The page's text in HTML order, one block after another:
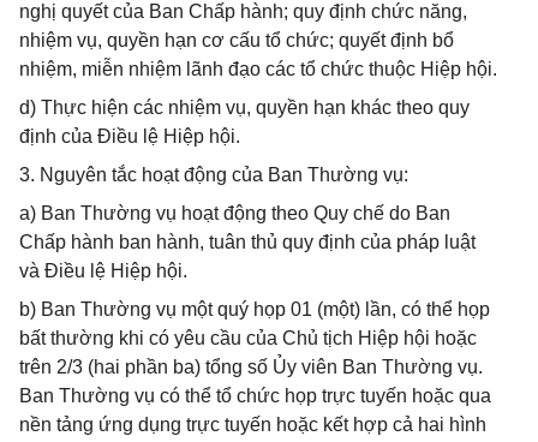
nghị quyết của Ban Chấp hành; quy định chức năng,
nhiệm vụ, quyền hạn cơ cấu tổ chức; quyết định bổ
nhiệm, miễn nhiệm lãnh đạo các tổ chức thuộc Hiệp hội.
d) Thực hiện các nhiệm vụ, quyền hạn khác theo quy
định của Điều lệ Hiệp hội.
3. Nguyên tắc hoạt động của Ban Thường vụ:
a) Ban Thường vụ hoạt động theo Quy chế do Ban
Chấp hành ban hành, tuân thủ quy định của pháp luật
và Điều lệ Hiệp hội.
b) Ban Thường vụ một quý họp 01 (một) lần, có thể họp
bất thường khi có yêu cầu của Chủ tịch Hiệp hội hoặc
trên 2/3 (hai phần ba) tổng số Ủy viên Ban Thường vụ.
Ban Thường vụ có thể tổ chức họp trực tuyến hoặc qua
nền tảng ứng dụng trực tuyến hoặc kết hợp cả hai hình